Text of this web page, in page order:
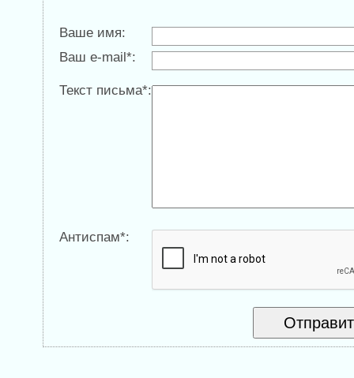
Ваше имя:
Ваш e-mail*:
Текст письма*:
Антиспам*: